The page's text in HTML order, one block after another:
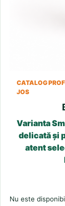
CATALOG
JOS
Varianta
delicată și
atent
Nu este